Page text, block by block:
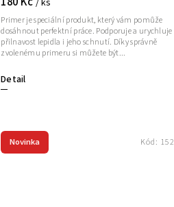
Detail
Primer je speciální produkt, který vám pomůže
dosáhnout perfektní práce. Podporuje a urychluje
přilnavost lepidla i jeho schnutí. Díky správně
zvolenému primeru si můžete být...
Novinka Kód: